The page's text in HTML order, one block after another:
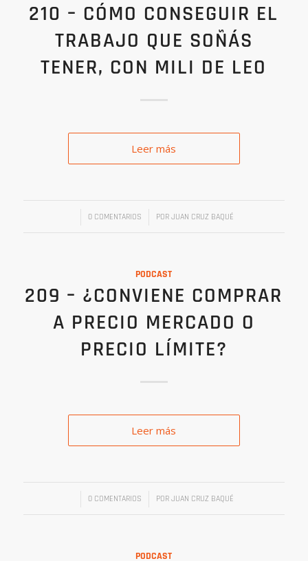
210 – CÓMO CONSEGUIR EL
TRABAJO QUE SOÑÁS
TENER, CON MILI DE LEO
Leer más
0 COMENTARIOS
/ PORJUAN CRUZ BAQUÉ
PODCAST
209 – ¿CONVIENE COMPRAR
A PRECIO MERCADO O
PRECIO LÍMITE?
Leer más
0 COMENTARIOS
/ PORJUAN CRUZ BAQUÉ
PODCAST